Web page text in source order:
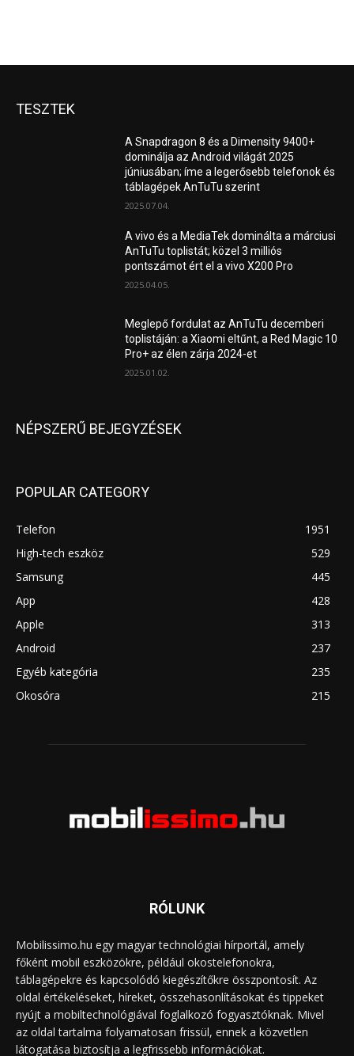
TESZTEK
A Snapdragon 8 és a Dimensity 9400+
dominálja az Android világát 2025
júniusában; íme a legerősebb telefonok és
táblagépek AnTuTu szerint
2025.07.04.
A vivo és a MediaTek dominálta a márciusi
AnTuTu toplistát; közel 3 milliós
pontszámot ért el a vivo X200 Pro
2025.04.05.
Meglepő fordulat az AnTuTu decemberi
toplistáján: a Xiaomi eltűnt, a Red Magic 10
Pro+ az élen zárja 2024-et
2025.01.02.
NÉPSZERŰ BEJEGYZÉSEK
POPULAR CATEGORY
Telefon
1951
High-tech eszköz
529
Samsung
445
App
428
Apple
313
Android
237
Egyéb kategória
235
Okosóra
215
RÓLUNK
Mobilissimo.hu egy magyar technológiai hírportál, amely
főként mobil eszközökre, például okostelefonokra,
táblagépekre és kapcsolódó kiegészítőkre összpontosít. Az
oldal értékeléseket, híreket, összehasonlításokat és tippeket
nyújt a mobiltechnológiával foglalkozó fogyasztóknak. Mivel
az oldal tartalma folyamatosan frissül, ennek a közvetlen
látogatása biztosítja a legfrissebb információkat.